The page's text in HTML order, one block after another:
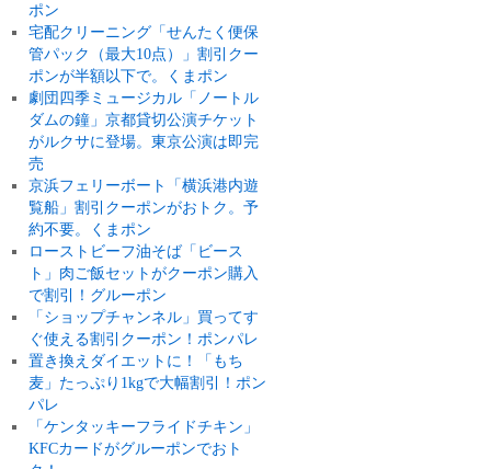
ポン
宅配クリーニング「せんたく便保
管パック（最大10点）」割引クー
ポンが半額以下で。くまポン
劇団四季ミュージカル「ノートル
ダムの鐘」京都貸切公演チケット
がルクサに登場。東京公演は即完
売
京浜フェリーボート「横浜港内遊
覧船」割引クーポンがおトク。予
約不要。くまポン
ローストビーフ油そば「ビース
ト」肉ご飯セットがクーポン購入
で割引！グルーポン
「ショップチャンネル」買ってす
ぐ使える割引クーポン！ポンパレ
置き換えダイエットに！「もち
麦」たっぷり1kgで大幅割引！ポン
パレ
「ケンタッキーフライドチキン」
KFCカードがグルーポンでおト